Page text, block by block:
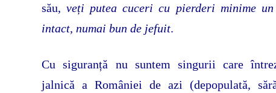
său,veți putea cuceri cu pierderi minime
intact, numai bun de jefuit.
Cu siguranță nu suntem singurii care
jalnică a României de azi (depopulată,